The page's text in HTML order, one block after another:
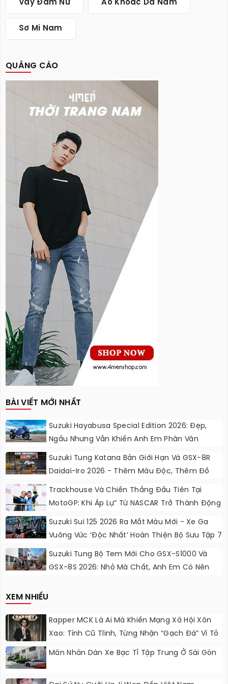
Váy Đầm Nữ Áo Khoác Da Nam
Sơ Mi Nam
QUẢNG CÁO
BÀI VIẾT MỚI NHẤT
Suzuki Hayabusa Special Edition 2026: Đẹp,
Ngầu Nhưng Vẫn Khiến Anh Em Phân Vân
Suzuki Tung Katana Bản Giới Hạn Và GSX-8R
Daidai-Iro 2026 - Thêm Màu Độc, Thêm Đồ
Chơi, Thêm Cá Tính
Trackhouse Và Chiến Thắng Đầu Tiên Tại
MotoGP: Khi Áp Lự” Từ NASCAR Trở Thành Động
Suzuki Sui 125 2026 Ra Mắt Màu Mới - Xe Ga
Vuông Vức ‘độc Nhất’ Hoàn Thiện Bộ Sưu Tập 7
Suzuki Tung Bộ Tem Mới Cho GSX-S1000 Và
GSX-8S 2026: Nhỏ Mà Chất, Anh Em Có Nên
XEM NHIỀU
Rapper MCK Là Ai Mà Khiến Mạng Xã Hội Xôn
Xao: Tình Cũ Tlinh, Từng Nhận “gạch Đá” Vì Tỏ
Mãn Nhãn Dàn Xe Bạc Tỉ Tập Trung Ở Sài Gòn